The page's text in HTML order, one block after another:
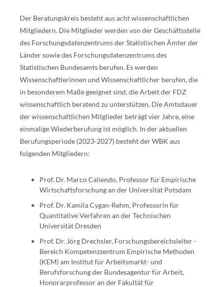
Der Beratungskreis besteht aus acht wissenschaftlichen
Mitgliedern. Die Mitglieder werden von der Geschäftsstelle
des Forschungsdatenzentrums der Statistischen Ämter der
Länder sowie des Forschungsdatenzentrums des
Statistischen Bundesamts berufen. Es werden
Wissenschaftlerinnen und Wissenschaftlicher berufen, die
in besonderem Maße geeignet sind, die Arbeit der FDZ
wissenschaftlich beratend zu unterstützen. Die Amtsdauer
der wissenschaftlichen Mitglieder beträgt vier Jahre, eine
einmalige Wiederberufung ist möglich. In der aktuellen
Berufungsperiode (2023-2027) besteht der WBK aus
folgenden Mitgliedern:
Prof. Dr. Marco Caliendo, Professor für Empirische
Wirtschaftsforschung an der Universität Potsdam
Prof. Dr. Kamila Cygan-Rehm, Professorin für
Quantitative Verfahren an der Technischen
Universität Dresden
Prof. Dr. Jörg Drechsler, Forschungsbereichsleiter -
Bereich Kompetenzzentrum Empirische Methoden
(KEM) am Institut für Arbeitsmarkt- und
Berufsforschung der Bundesagentur für Arbeit,
Honorarprofessor an der Fakultät für